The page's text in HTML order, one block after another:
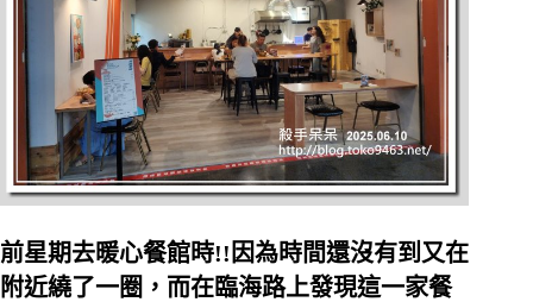
前星期去暖心餐館時!!因為時間還沒有到又在
附近繞了一圈，而在臨海路上發現這一家餐